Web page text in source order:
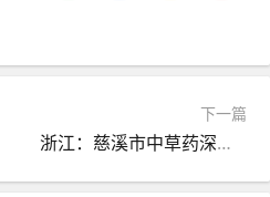
下一篇
浙江：慈溪市中草药深加工前景光明 农民投800多万元种植三叶青